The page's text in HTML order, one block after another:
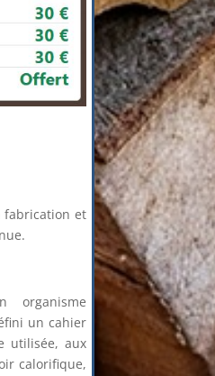
fabrication et
organisme
un cahier
utilisée, aux
calorifique,